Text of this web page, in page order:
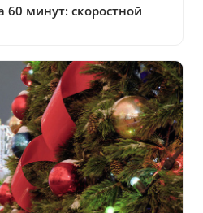
60 минут: скоростной